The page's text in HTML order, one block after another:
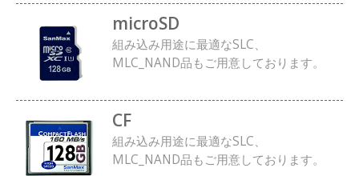
microSD
組み込み用途に最適なSLC、
MLC_NAND品もご用意しております。
CF
組み込み用途に最適なSLC、
MLC_NAND品もご用意しております。